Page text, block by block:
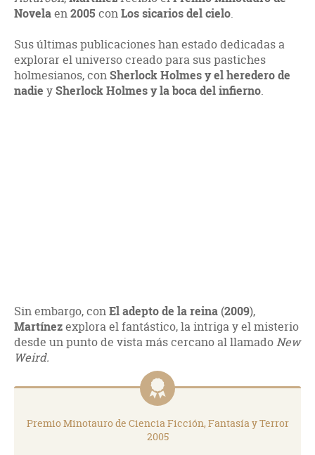
Novelaen2005 conLos sicarios del cielo.
Sus últimas publicaciones han estado dedicadas a
explorar el universo creado para sus pastiches
holmesianos, conSherlock Holmes y el heredero de
nadie ySherlock Holmes y la boca del infierno.
Sin embargo, conEl adepto de la reina (2009),
Martínezexplora el fantástico, la intriga y el misterio
desde un punto de vista más cercano al llamadoNew
Weird.
Premio Minotauro de Ciencia Ficción, Fantasía y Terror
2005